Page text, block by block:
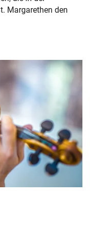
Margarethen den